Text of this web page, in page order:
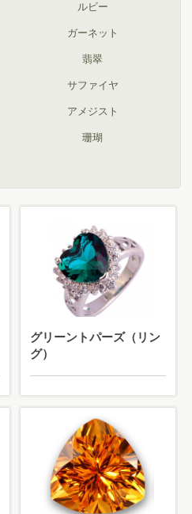
ルビー
ガーネット
翡翠
サファイヤ
アメジスト
珊瑚
グリーントパーズ（リン
グ）